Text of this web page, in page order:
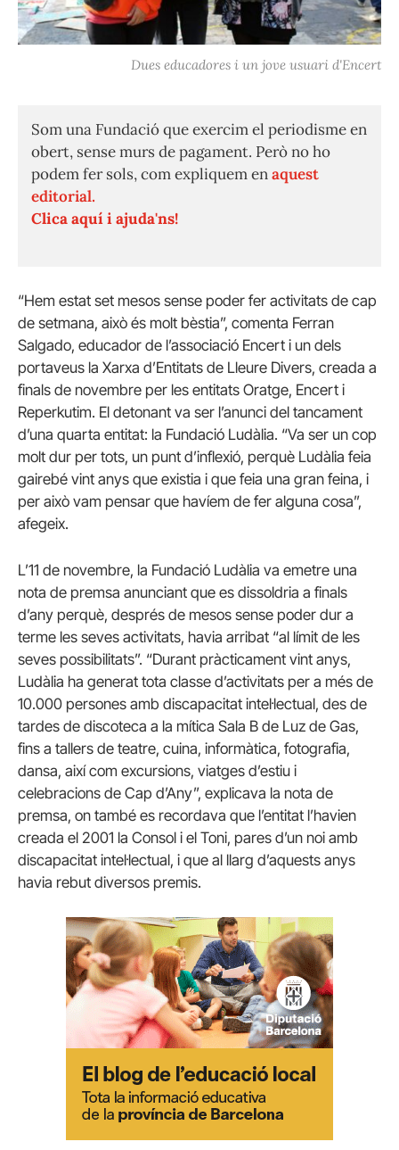
Dues educadores i un jove usuari d'Encert
Som una Fundació que exercim el periodisme en
obert, sense murs de pagament. Però no ho
podem fer sols, com expliquem enaquest
editorial.
Clica aquí i ajuda'ns!
“Hem estat set mesos sense poder fer activitats de cap
de setmana, això és molt bèstia”, comenta Ferran
Salgado, educador de l’associació Encert i un dels
portaveus la Xarxa d’Entitats de Lleure Divers, creada a
finals de novembre per les entitats Oratge, Encert i
Reperkutim. El detonant va ser l’anunci del tancament
d’una quarta entitat: la Fundació Ludàlia. “Va ser un cop
molt dur per tots, un punt d’inflexió, perquè Ludàlia feia
gairebé vint anys que existia i que feia una gran feina, i
per això vam pensar que havíem de fer alguna cosa”,
afegeix.
L’11 de novembre, la Fundació Ludàlia va emetre una
nota de premsa anunciant que es dissoldria a finals
d’any perquè, després de mesos sense poder dur a
terme les seves activitats, havia arribat “al límit de les
seves possibilitats”. “Durant pràcticament vint anys,
Ludàlia ha generat tota classe d’activitats per a més de
10.000 persones amb discapacitat intel·lectual, des de
tardes de discoteca a la mítica Sala B de Luz de Gas,
fins a tallers de teatre, cuina, informàtica, fotografia,
dansa, així com excursions, viatges d’estiu i
celebracions de Cap d’Any”, explicava la nota de
premsa, on també es recordava que l’entitat l’havien
creada el 2001 la Consol i el Toni, pares d’un noi amb
discapacitat intel·lectual, i que al llarg d’aquests anys
havia rebut diversos premis.